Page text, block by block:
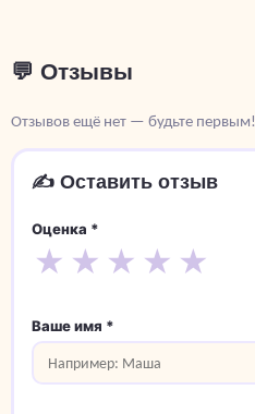
💬 Отзывы
Отзывов ещё нет — будьте первым!
✍️ Оставить отзыв
Оценка *
★ ★ ★ ★ ★
Ваше имя *